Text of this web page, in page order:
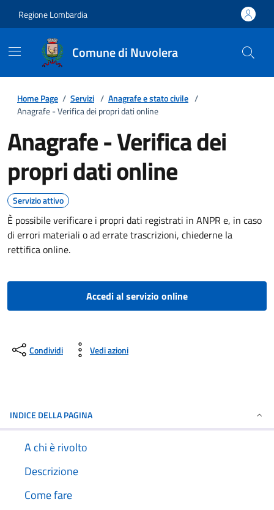
Regione Lombardia
Comune di Nuvolera
Home Page / Servizi / Anagrafe e stato civile /
Anagrafe - Verifica dei propri dati online
Anagrafe - Verifica dei
propri dati online
Servizio attivo
È possibile verificare i propri dati registrati in ANPR e, in caso
di errori materiali o ad errate trascrizioni, chiederne la
rettifica online.
Accedi al servizio online
Condividi Vedi azioni
INDICE DELLA PAGINA
A chi è rivolto
Descrizione
Come fare